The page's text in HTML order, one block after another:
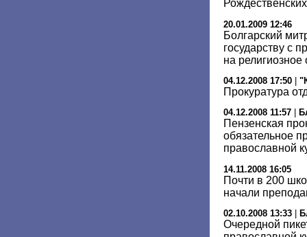
20.01.2009 12:46
Болгарский
государству с
на
04.12.2008 17:50
Прокуратура
04.12.2008 11:57
Пензенская
обязательное
православной
14.11.2008 16:05
Почти в 200
начали
02.10.2008 13:33
Очередной